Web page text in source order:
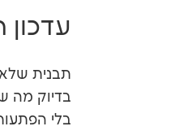
עדכון
תבנית
בלי